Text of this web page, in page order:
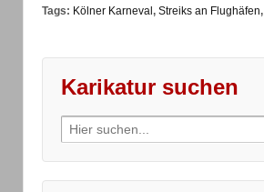
Tags: Kölner Karneval , Streiks an Flughäfen,
Karikatur suchen
Search
for: